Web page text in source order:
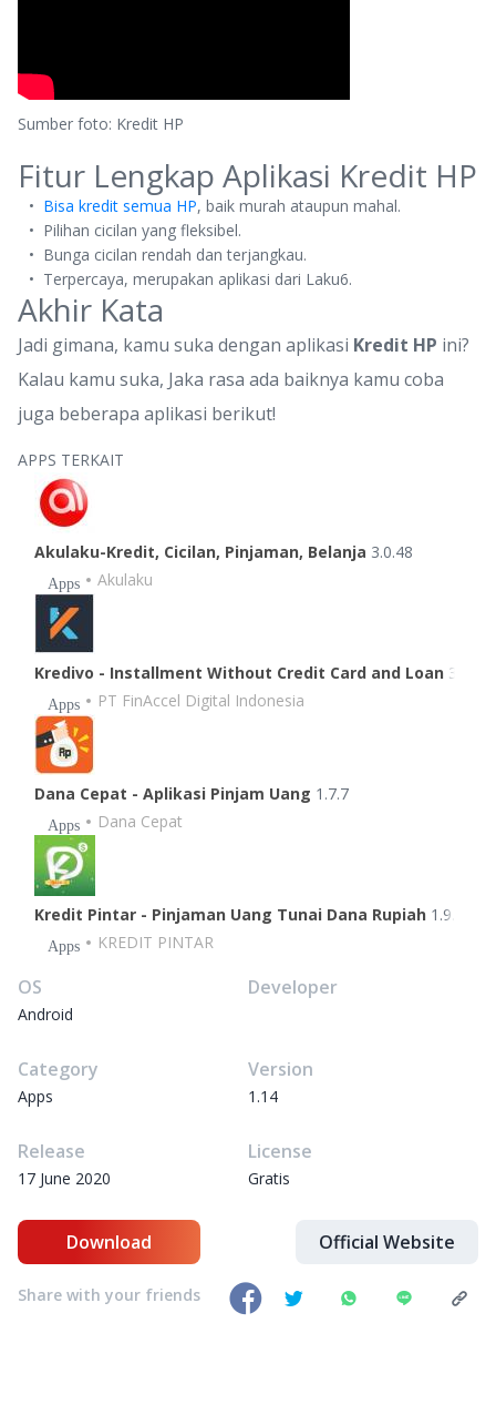
Sumber foto: Kredit HP
Fitur Lengkap Aplikasi Kredit HP
Bisa kredit semua HP, baik murah ataupun mahal.
Pilihan cicilan yang fleksibel.
Bunga cicilan rendah dan terjangkau.
Terpercaya, merupakan aplikasi dari Laku6.
Akhir Kata
Jadi gimana, kamu suka dengan aplikasi Kredit HP ini?
Kalau kamu suka, Jaka rasa ada baiknya kamu coba
juga beberapa aplikasi berikut!
APPS TERKAIT
Akulaku-Kredit, Cicilan, Pinjaman, Belanja 3.0.48
Apps Akulaku
Kredivo - Installment Without Credit Card and Loan 3.2.5
Apps PT FinAccel Digital Indonesia
Dana Cepat - Aplikasi Pinjam Uang 1.7.7
Apps Dana Cepat
Kredit Pintar - Pinjaman Uang Tunai Dana Rupiah 1.9.25
Apps KREDIT PINTAR
OS
Android
Developer
Category
Apps
Version
1.14
Release
17 June 2020
License
Gratis
Download Official Website
Share with your friends